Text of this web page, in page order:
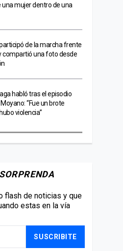
una mujer dentro de una
de la marcha frente
compartió una foto desde
habló tras el episodio
“Fue un brote
violencia”
flash de noticias y que
estas en la vía
SUSCRIBITE